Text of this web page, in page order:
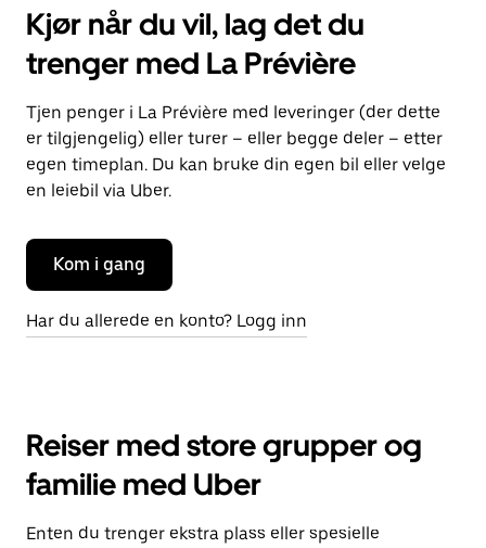
Kjør når du vil, lag det du
trenger med La Prévière
Tjen penger i La Prévière med leveringer (der dette
er tilgjengelig) eller turer – eller begge deler – etter
egen timeplan. Du kan bruke din egen bil eller velge
en leiebil via Uber.
Kom i gang
Har du allerede en konto? Logg inn
Reiser med store grupper og
familie med Uber
Enten du trenger ekstra plass eller spesielle